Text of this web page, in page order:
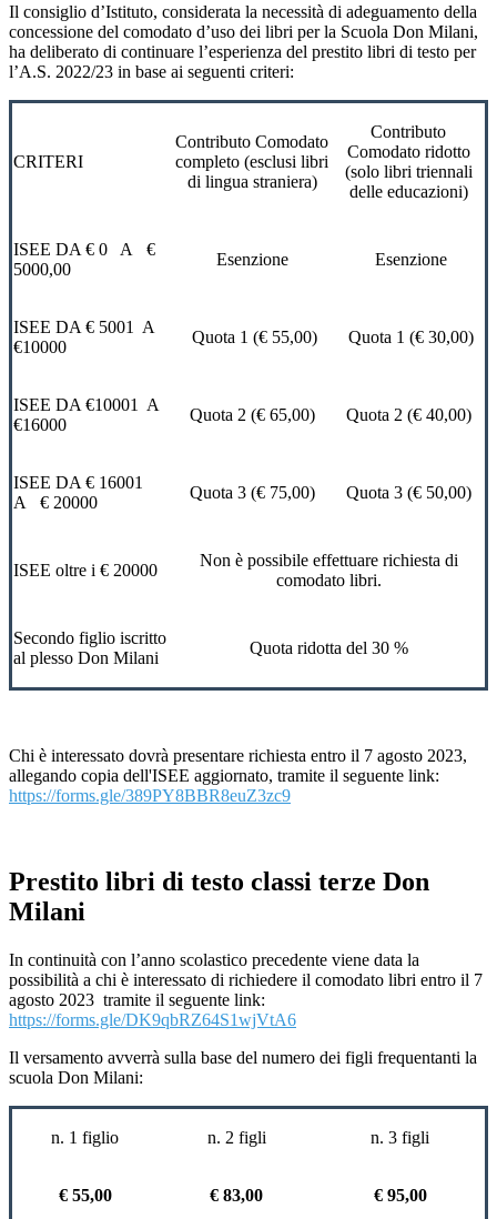
Il consiglio d’Istituto, considerata la necessità di adeguamento della
concessione del comodato d’uso dei libri per la Scuola Don Milani,
ha deliberato di continuare l’esperienza del prestito libri di testo per
l’A.S. 2022/23 in base ai seguenti criteri:
CRITERI
Contributo Comodato
completo (esclusi libri
di lingua straniera)
Contributo
Comodato ridotto
(solo libri triennali
delle educazioni)
ISEE DA € 0 A €
5000,00
Esenzione Esenzione
ISEE DA € 5001 A
€10000
Quota 1 (€ 55,00) Quota 1 (€ 30,00)
ISEE DA €10001 A
€16000
Quota 2 (€ 65,00) Quota 2 (€ 40,00)
ISEE DA € 16001
A € 20000
Quota 3 (€ 75,00) Quota 3 (€ 50,00)
ISEE oltre i € 20000
Non è possibile effettuare richiesta di
comodato libri.
Secondo figlio iscritto
al plesso Don Milani
Quota ridotta del 30 %
Chi è interessato dovrà presentare richiesta entro il 7 agosto 2023,
allegando copia dell'ISEE aggiornato, tramite il seguente link:
https://forms.gle/389PY8BBR8euZ3zc9
Prestito libri di testo classi terze Don
Milani
In continuità con l’anno scolastico precedente viene data la
possibilità a chi è interessato di richiedere il comodato libri entro il 7
agosto 2023 tramite il seguente link:
https://forms.gle/DK9qbRZ64S1wjVtA6
Il versamento avverrà sulla base del numero dei figli frequentanti la
scuola Don Milani:
n. 1 figlio n. 2 figli n. 3 figli
€ 55,00 € 83,00 € 95,00